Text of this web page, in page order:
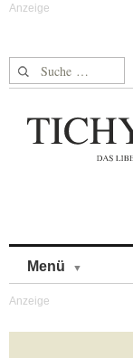
Suche nach:
Menü